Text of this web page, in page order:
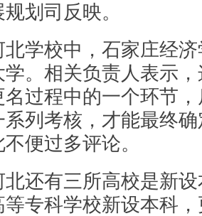
划司反映。
校中，石家庄经济
学。相关负责人表示
过程中的一个环节
列考核，才能最终
便过多评论。
有三所高校是新设
专科学校新设本科